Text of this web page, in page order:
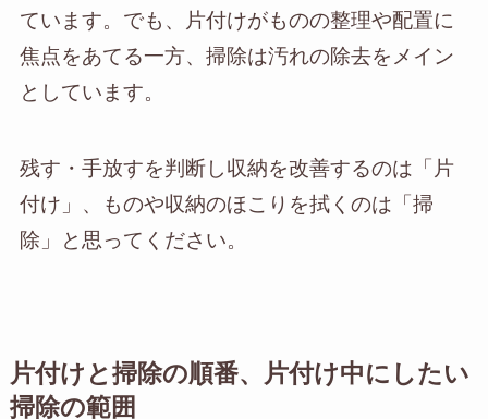
ています。でも、片付けがものの整理や配置に
焦点をあてる一方、掃除は汚れの除去をメイン
としています。
残す・手放すを判断し収納を改善するのは「片
付け」、ものや収納のほこりを拭くのは「掃
除」と思ってください。
片付けと掃除の順番、片付け中にしたい
掃除の範囲